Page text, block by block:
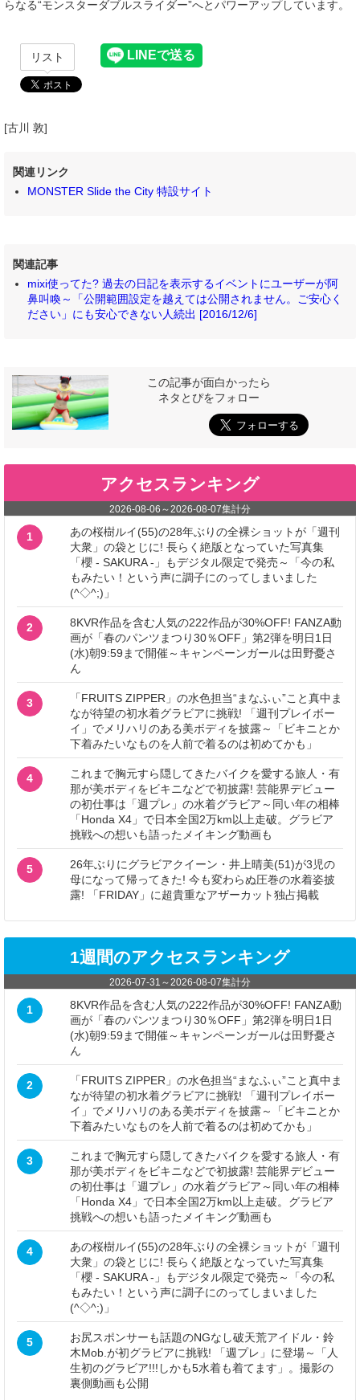
らなる“モンスターダブルスライダー”へとパワーアップしています。
リスト
[古川 敦]
関連リンク
MONSTER Slide the City 特設サイト
関連記事
mixi使ってた? 過去の日記を表示するイベントにユーザーが阿
鼻叫喚～「公開範囲設定を越えては公開されません。ご安心く
ださい」にも安心できない人続出 [2016/12/6]
この記事が面白かったら
ネタとぴをフォロー
アクセスランキング
2026-08-06 ～2026-08-07集計分
1
あの桜樹ルイ(55)の28年ぶりの全裸ショットが「週刊
大衆」の袋とじに! 長らく絶版となっていた写真集
「櫻 - SAKURA -」もデジタル限定で発売～「今の私
もみたい！という声に調子にのってしまいました
(^◇^;)」
2
8KVR作品を含む人気の222作品が30%OFF! FANZA動
画が「春のパンツまつり30％OFF」第2弾を明日1日
(水)朝9:59まで開催～キャンペーンガールは田野憂さ
ん
3
「FRUITS ZIPPER」の水色担当“まなふぃ”こと真中ま
なが待望の初水着グラビアに挑戦! 「週刊プレイボー
イ」でメリハリのある美ボディを披露～「ビキニとか
下着みたいなものを人前で着るのは初めてかも」
4
これまで胸元すら隠してきたバイクを愛する旅人・有
那が美ボディをビキニなどで初披露! 芸能界デビュー
の初仕事は「週プレ」の水着グラビア～同い年の相棒
「Honda X4」で日本全国2万km以上走破。グラビア
挑戦への想いも語ったメイキング動画も
5
26年ぶりにグラビアクイーン・井上晴美(51)が3児の
母になって帰ってきた! 今も変わらぬ圧巻の水着姿披
露! 「FRIDAY」に超貴重なアザーカット独占掲載
1週間のアクセスランキング
2026-07-31 ～2026-08-07集計分
1
8KVR作品を含む人気の222作品が30%OFF! FANZA動
画が「春のパンツまつり30％OFF」第2弾を明日1日
(水)朝9:59まで開催～キャンペーンガールは田野憂さ
ん
2
「FRUITS ZIPPER」の水色担当“まなふぃ”こと真中ま
なが待望の初水着グラビアに挑戦! 「週刊プレイボー
イ」でメリハリのある美ボディを披露～「ビキニとか
下着みたいなものを人前で着るのは初めてかも」
3
これまで胸元すら隠してきたバイクを愛する旅人・有
那が美ボディをビキニなどで初披露! 芸能界デビュー
の初仕事は「週プレ」の水着グラビア～同い年の相棒
「Honda X4」で日本全国2万km以上走破。グラビア
挑戦への想いも語ったメイキング動画も
4
あの桜樹ルイ(55)の28年ぶりの全裸ショットが「週刊
大衆」の袋とじに! 長らく絶版となっていた写真集
「櫻 - SAKURA -」もデジタル限定で発売～「今の私
もみたい！という声に調子にのってしまいました
(^◇^;)」
5
お尻スポンサーも話題のNGなし破天荒アイドル・鈴
木Mob.が初グラビアに挑戦! 「週プレ」に登場～「人
生初のグラビア!!!しかも5水着も着てます」。撮影の
裏側動画も公開